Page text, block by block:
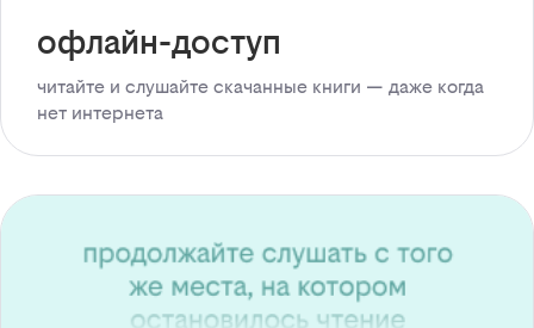
офлайн-доступ
читайте и слушайте скачанные книги — даже когда
нет интернета